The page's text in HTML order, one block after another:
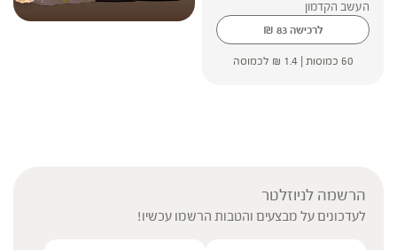
העשב הקדמון
לרכישה ₪ 83
60 כמוסות | ₪ 1.4 לכמוסה
הרשמה לניוזלטר
לעדכונים על מבצעים והטבות הרשמו עכשיו!